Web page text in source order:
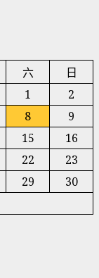
六
日
1
2
8
9
15
16
22
23
29
30